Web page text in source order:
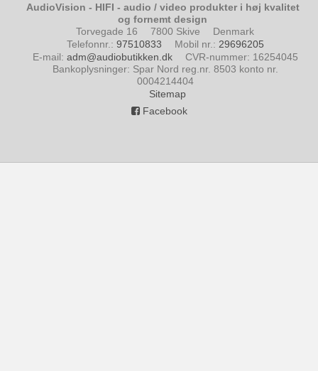
AudioVision - HIFI - audio / video produkter i høj kvalitet
og fornemt design
Torvegade 16
7800 Skive
Denmark
Telefonnr. : 97510833 Mobil nr. : 29696205
E-mail: adm@audiobutikken.dk CVR-nummer: 16254045
Bankoplysninger: Spar Nord reg.nr. 8503 konto nr.
0004214404
Sitemap
Facebook